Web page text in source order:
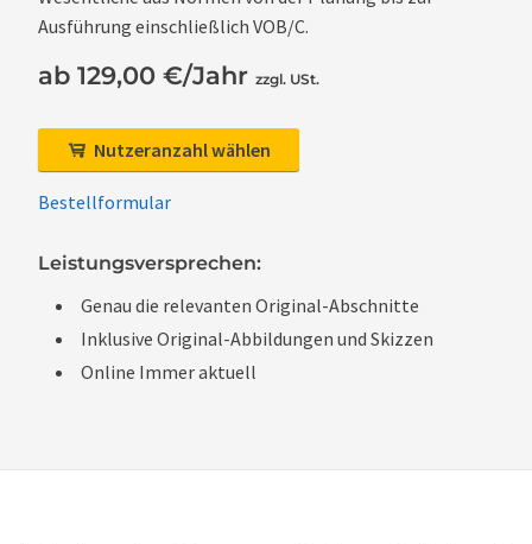
Ausführung einschließlich VOB/C.
ab 129,00 €/Jahr zzgl. USt.
Nutzeranzahl wählen
Bestellformular
Leistungsversprechen:
Genau die relevanten Original-Abschnitte
Inklusive Original-Abbildungen und Skizzen
Online Immer aktuell